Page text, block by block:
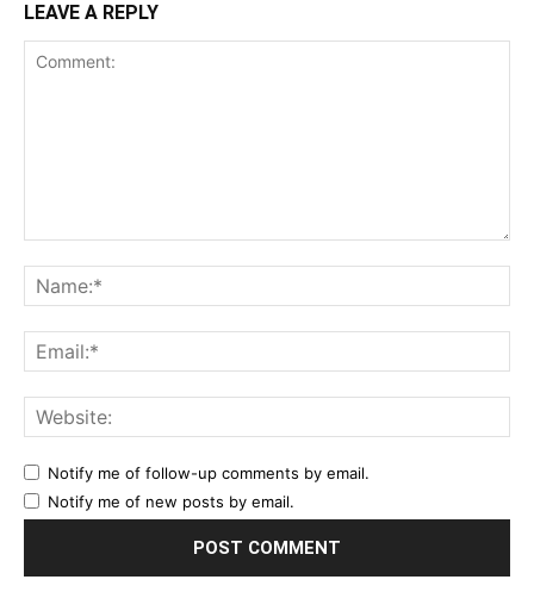
LEAVE A REPLY
Notify me of follow-up comments by email.
Notify me of new posts by email.